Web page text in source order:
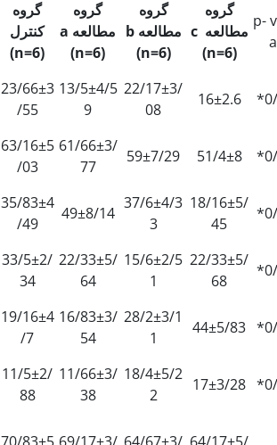
گروه
کنترل
(
n=6
)
گروه
مطالعه a
(n=6)
گروه
مطالعهb
(n=6)
گروه
مطالعه c
(n=6)
p-
23/66±3
/55
13/5±4/5
9
22/17±3/
08
16±2.6
63/16±5
/03
61/66±3/
77
59±7/29 51/4±8
35/83±4
/49
49±8/14
37/6±4/3
3
18/16±5/
45
33/5±2/
34
22/33±5/
64
15/6±2/5
1
22/33±5/
68
19/16±4
/7
16/83±3/
54
28/2±3/1
1
44±5/83
11/5±2/
88
11/66±3/
38
18/4±5/2
2
17±3/28